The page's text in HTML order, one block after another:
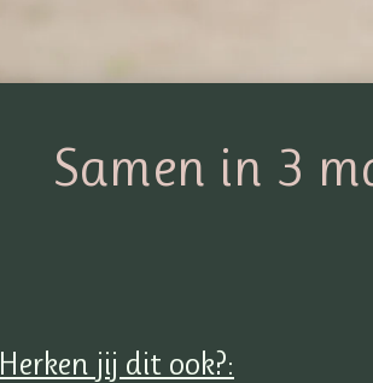
Samen in 3
Herken jij dit ook?: